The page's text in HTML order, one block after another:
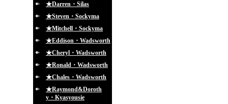
★Darren・Silas
★Steven・Sockyma
★Mitchell・Sockyma
★Eddison・Wadsworth
★Cheryl・Wadsworth
★Ronald・Wadsworth
★Chales・Wadsworth
★Raymond&Doroth
y・Kyasyousie